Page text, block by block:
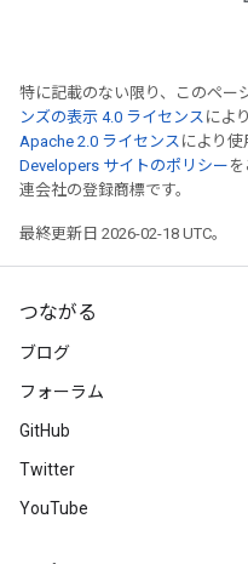
特に記載のない限り、このペー
ンズの表示 4.0 ライセンス によ
Apache 2.0 ライセンス により使
Developers サイトのポリシー
連会社の登録商標です。
最終更新日 2026-02-18 UTC。
つながる
ブログ
フォーラム
GitHub
Twitter
YouTube